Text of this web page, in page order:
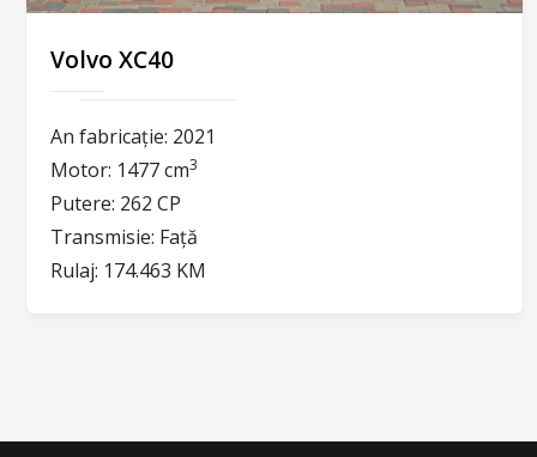
Volvo XC40
An fabricație: 2021
Motor: 1477 cm3
Putere: 262 CP
Transmisie: Față
Rulaj: 174.463 KM